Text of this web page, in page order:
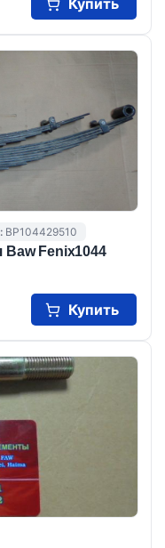
BP104429510
Baw Fenix1044
Купить